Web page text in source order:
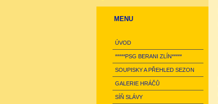
MENU
ÚVOD
*****PSG BERANI ZLÍN*****
SOUPISKY A PŘEHLED SEZON
GALERIE HRÁČŮ
SÍŇ SLÁVY